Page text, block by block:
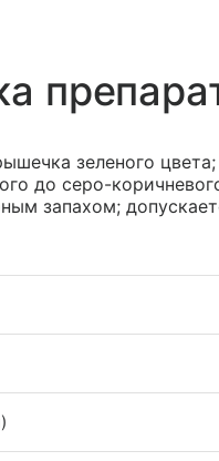
зеленого
до серо-
запахом;